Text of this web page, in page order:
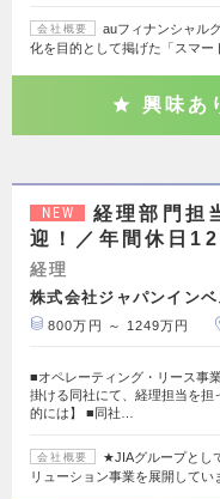
会社概要
auフィナンシャル
化を目的として掲げた「スマ
興味あ
NEW
経理部門担
迎！／年間休日
経理
株式会社ジャパンイン
800万円 ～ 1249万円
■オペレーティング・リース事
掛ける同社にて、経理担当を担
的には】 ■同社…
会社概要
★JIAグループとし
リューション事業を展開して